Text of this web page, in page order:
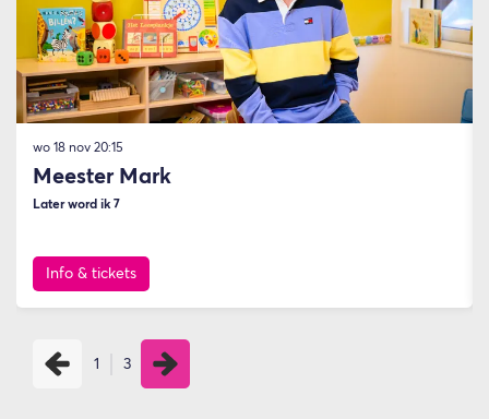
Meester Mark
Later word ik 7
wo 18 nov 20:15
Info & tickets
1 3